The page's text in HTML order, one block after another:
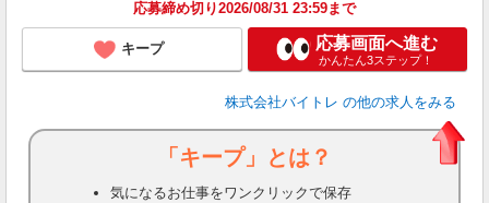
応募締め切り2026/08/31 23:59まで
キープ 応募画面へ進む
かんたん3ステップ！
株式会社バイトレ の他の求人をみる
「キープ」とは？
気になるお仕事をワンクリックで保存